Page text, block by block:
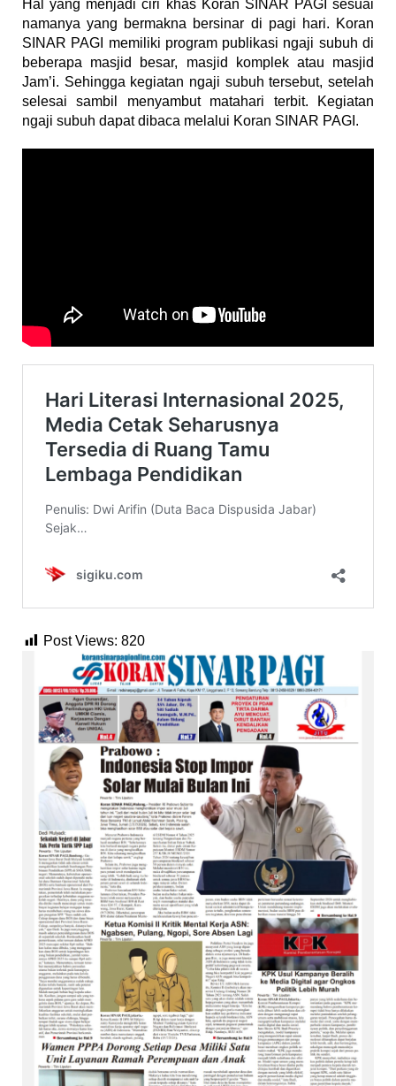
Hal yang menjadi ciri khas Koran SINAR PAGI sesuai
namanya yang bermakna bersinar di pagi hari. Koran
SINAR PAGI memiliki program publikasi ngaji subuh di
beberapa masjid besar, masjid komplek atau masjid
Jam’i. Sehingga kegiatan ngaji subuh tersebut, setelah
selesai sambil menyambut matahari terbit. Kegiatan
ngaji subuh dapat dibaca melalui Koran SINAR PAGI.
Post Views: 820